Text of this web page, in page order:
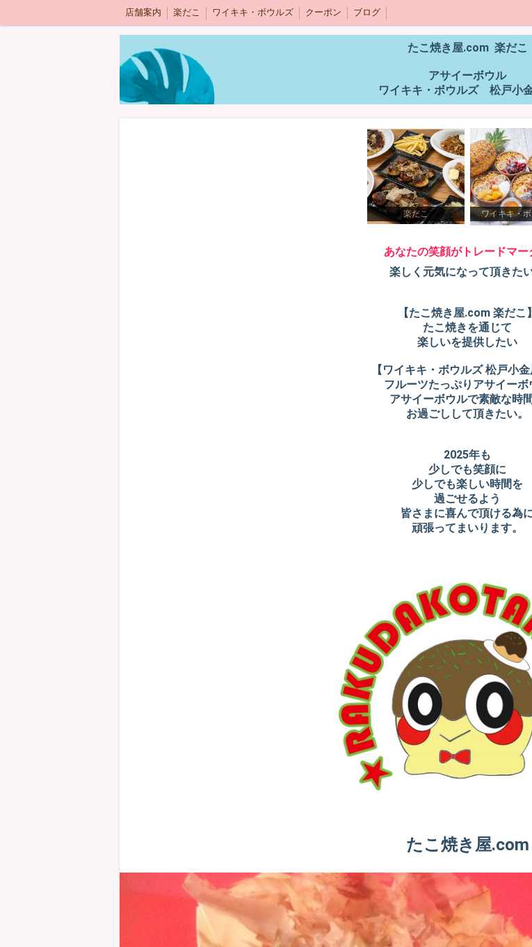
店舗案内 楽だこ ワイキキ・ボウルズ クーポン ブログ
たこ焼き屋.com 楽だこ
アサイーボウル
ワイキキ・ボウルズ 松戸小
楽だこ ワイキキ・
あなたの笑顔がトレードマ
楽しく元気になって頂きたい
【たこ焼き屋.com 楽だこ】
たこ焼きを通じて
楽しいを提供したい
【ワイキキ・ボウルズ 松戸小金
フルーツたっぷりアサイーボ
アサイーボウルで素敵な時
お過ごしして頂きたい。
2025年も
少しでも笑顔に
少しでも楽しい時間を
過ごせるよう
皆さまに喜んで頂ける為
頑張ってまいります。
たこ焼き屋.com